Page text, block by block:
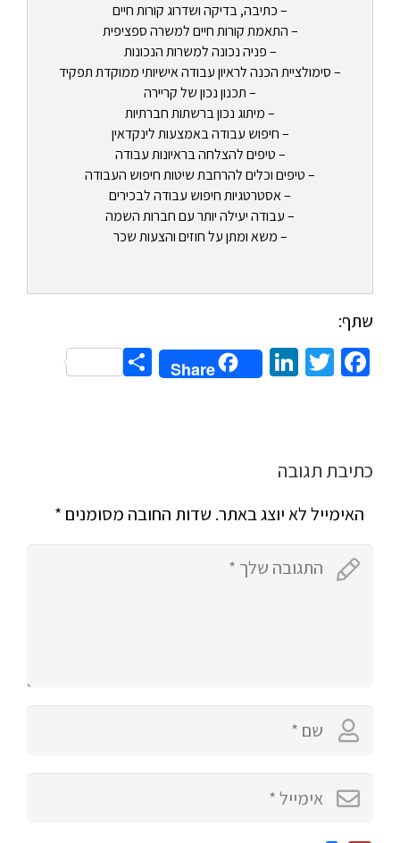
– כתיבה, בדיקה ושדרוג קורות חיים
– התאמת קורות חיים למשרה ספציפית
– פניה נכונה למשרות הנכונות
– סימולציית הכנה לראיון עבודה אישיותי ממוקדת תפקיד
– תכנון נכון של קריירה
– מיתוג נכון ברשתות חברתיות
– חיפוש עבודה באמצעות לינקדאין
– טיפים להצלחה בראיונות עבודה
– טיפים וכלים להרחבת שיטות חיפוש העבודה
– אסטרטגיות חיפוש עבודה לבכירים
– עבודה יעילה יותר עם חברות השמה
– משא ומתן על חוזים והצעות שכר
שתף:
Facebook
Twitter
LinkedIn
Share
Share
כתיבת תגובה
האימייל לא יוצג באתר. שדות החובה מסומנים *